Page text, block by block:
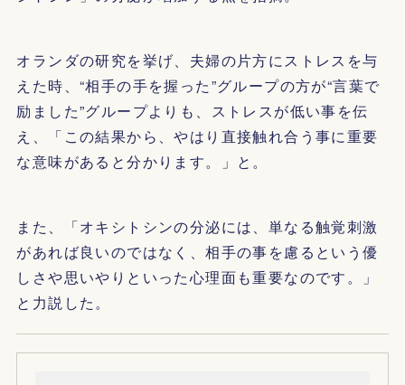
オランダの研究を挙げ、夫婦の片方にストレスを与
えた時、“相手の手を握った”グループの方が“言葉で
励ました”グループよりも、ストレスが低い事を伝
え、「この結果から、やはり直接触れ合う事に重要
な意味があると分かります。」と。
また、「オキシトシンの分泌には、単なる触覚刺激
があれば良いのではなく、相手の事を慮るという優
しさや思いやりといった心理面も重要なのです。」
と力説した。